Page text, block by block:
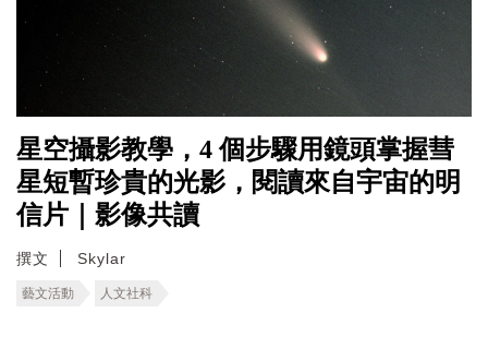
星空攝影教學，4 個步驟用鏡頭掌握彗
星短暫珍貴的光影，閱讀來自宇宙的明
信片｜影像共讀
撰文 Skylar
藝文活動 人文社科